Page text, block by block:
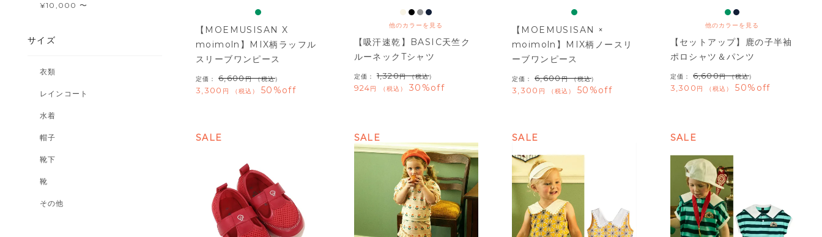
¥10,000 〜
サイズ
衣類
レインコート
水着
帽子
靴下
靴
その他
【MOEMUSISAN X
moimoln】MIX柄ラッフル
スリーブワンピース
定価： 6,600 （税込）
3,300 税込 50%off
他のカラーを見る
【吸汗速乾】BASIC天竺ク
ルーネックTシャツ
定価： 1,320 （税込）
924 税込 30%off
【MOEMUSISAN ×
moimoln】MIX柄ノースリ
ーブワンピース
定価： 6,600 （税込）
3,300 税込 50%off
他のカラーを見る
【セットアップ】鹿の子半袖
ポロシャツ＆パンツ
定価： 6,600 （税込）
3,300 税込 50%off
SALE SALE SALE SALE